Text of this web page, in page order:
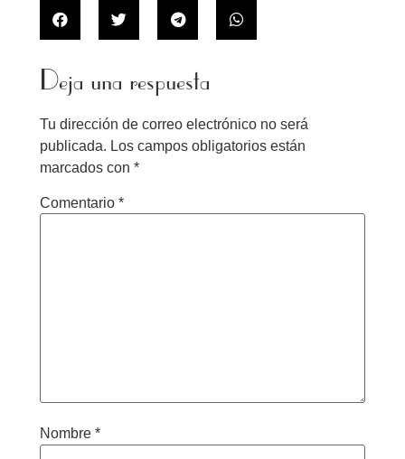
Deja una respuesta
Tu dirección de correo electrónico no será
publicada. Los campos obligatorios están
marcados con *
Comentario *
Nombre *